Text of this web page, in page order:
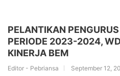
PELANTIKAN
PERIODE 2023-2024,
KINERJA BEM
Editor - Pebriansa September 12,